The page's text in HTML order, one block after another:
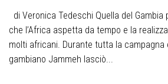
di Veronica Tedeschi Quella del
che l’Africa aspetta da tempo e la
molti africani. Durante tutta la campagna
gambiano Jammeh lasciò...